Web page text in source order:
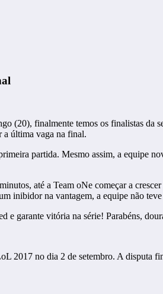
(20), finalmente temos os finalistas
a última vaga na final.
partida. Mesmo assim, a equipe
até a Team oNe começar a
inibidor na vantagem, a equipe não
e garante vitória na série! Parabéns,
2017 no dia 2 de setembro. A